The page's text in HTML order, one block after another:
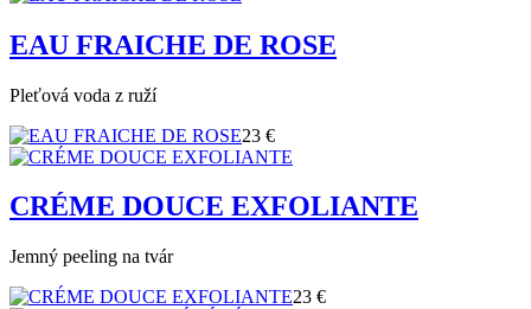
EAU FRAICHE DE ROSE
Pleťová voda z ruží
23 €
CRÉME DOUCE EXFOLIANTE
Jemný peeling na tvár
23 €